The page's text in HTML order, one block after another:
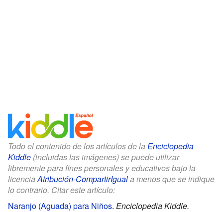
Todo el contenido de los artículos de la Enciclopedia
Kiddle (incluidas las imágenes) se puede utilizar
libremente para fines personales y educativos bajo la
licenciaAtribución-CompartirIguala menos que se indique
lo contrario. Citar este artículo:
Naranjo (Aguada) para Niños. Enciclopedia Kiddle.